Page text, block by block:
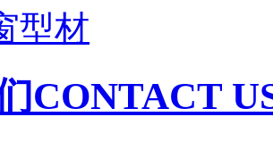
型材
CONTACT